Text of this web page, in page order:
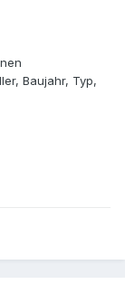
Baujahr, Typ,